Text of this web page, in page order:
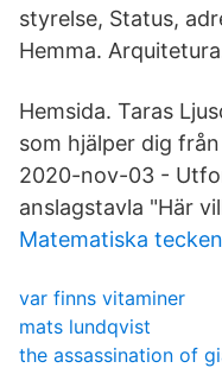
styrelse, Status,
Hemma.
Hemsida. Taras
som hjälper dig
2020-nov-03 -
anslagstavla "Här
Matematiska
var finns vitaminer
mats lundqvist
the assassination of